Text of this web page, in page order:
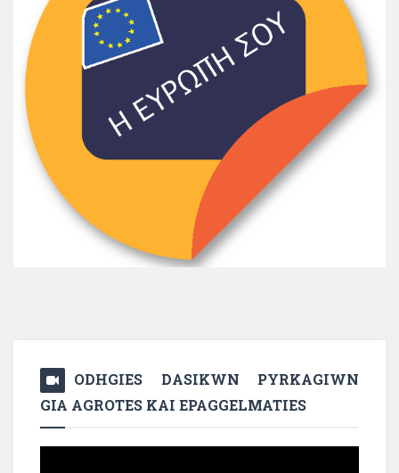
ODHGIES DASIKWN PYRKAGIWN
GIA AGROTES KAI EPAGGELMATIES